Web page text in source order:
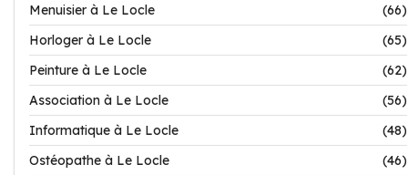
Menuisier à Le Locle
(66)
Horloger à Le Locle
(65)
Peinture à Le Locle
(62)
Association à Le Locle
(56)
Informatique à Le Locle
(48)
Ostéopathe à Le Locle
(46)